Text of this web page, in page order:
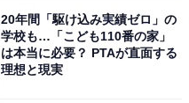
20年間「駆け込み実績ゼロ」の
学校も…「こども110番の家」
は本当に必要？ PTAが直面する
理想と現実